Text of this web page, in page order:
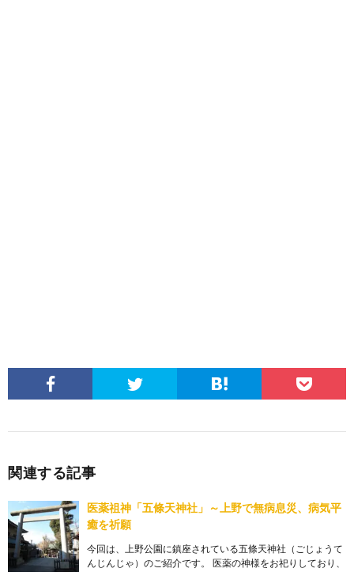
関連する記事
医薬祖神「五條天神社」～上野で無病息災、病気平
癒を祈願
今回は、上野公園に鎮座されている五條天神社（ごじょうて
んじんじゃ）のご紹介です。 医薬の神様をお祀りしており、